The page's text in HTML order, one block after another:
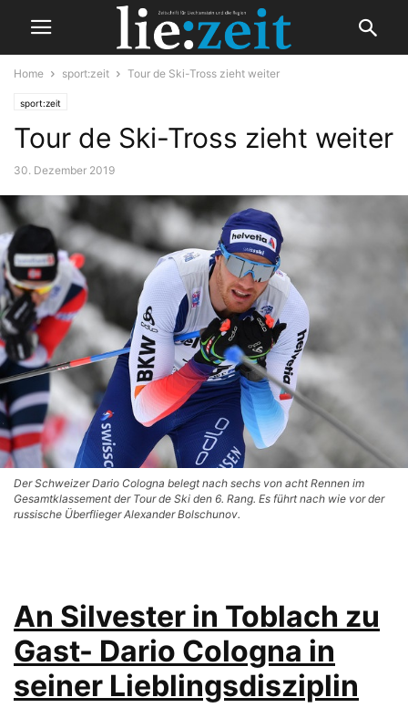
Home sport:zeit Tour de Ski-Tross zieht weiter
sport:zeit
Tour de Ski-Tross zieht weiter
30. Dezember 2019
Der Schweizer Dario Cologna belegt nach sechs von acht Rennen im
Gesamtklassement der Tour de Ski den 6. Rang. Es führt nach wie vor der
russische Überflieger Alexander Bolschunov.
An Silvester in Toblach zu
Gast- Dario Cologna in
seiner Lieblingsdisziplin